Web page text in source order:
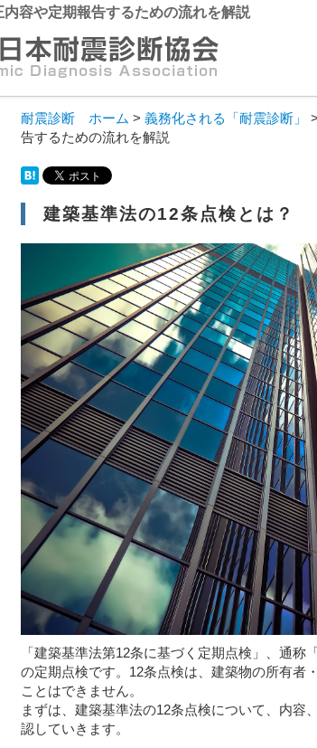
容や定期報告するための流れを解説
耐震診断 ホーム > 義務化される「耐震診断」
告するための流れを解説
建築基準法の12条点検とは？
「建築基準法第12条に基づく定期点検」、通
の定期点検です。12条点検は、建築物の所有者
ことはできません。
まずは、建築基準法の12条点検について、内
認していきます。